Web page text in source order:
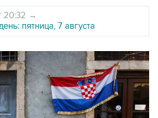
20:32 →
пятница, 7 августа